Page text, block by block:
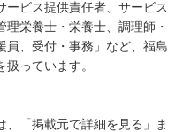
ービス提供責任者、サービス
栄養士・栄養士、調理師・
員、受付・事務」など、福島
っています。
、「掲載元で詳細を見る」ま